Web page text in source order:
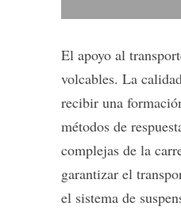
El apoyo al
volcables. La
recibir una
métodos de
complejas de la
garantizar el
el sistema de